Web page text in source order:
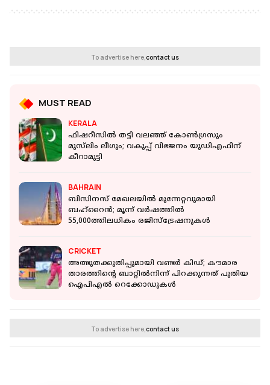
To advertise here,contact us
MUST READ
KERALA
ഫിഷറീസിൽ തട്ടി വലഞ്ഞ് കോൺഗ്രസും
മുസ്‌ലിം ലീ​ഗും; വകുപ്പ് വിഭജനം യുഡിഎഫിന്
കീറാമുട്ടി
BAHRAIN
ബിസിനസ് മേഖലയിൽ മുന്നേറ്റവുമായി
ബഹ്റൈൻ; മൂന്ന് വർഷത്തിൽ
55,000ത്തിലധികം രജിസ്ട്രേഷനുകൾ
CRICKET
അത്ഭുതക്കുതിപ്പുമായി വണ്ടര്‍ കിഡ്; കൗമാര
താരത്തിന്റെ ബാറ്റില്‍നിന്ന് പിറക്കുന്നത് പുതിയ
ഐപിഎല്‍ റെക്കോഡുകള്‍
To advertise here,contact us